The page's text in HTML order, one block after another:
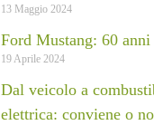
13 Maggio 2024
Ford Mustang: 60
19 Aprile 2024
Dal veicolo a
elettrica: conviene o